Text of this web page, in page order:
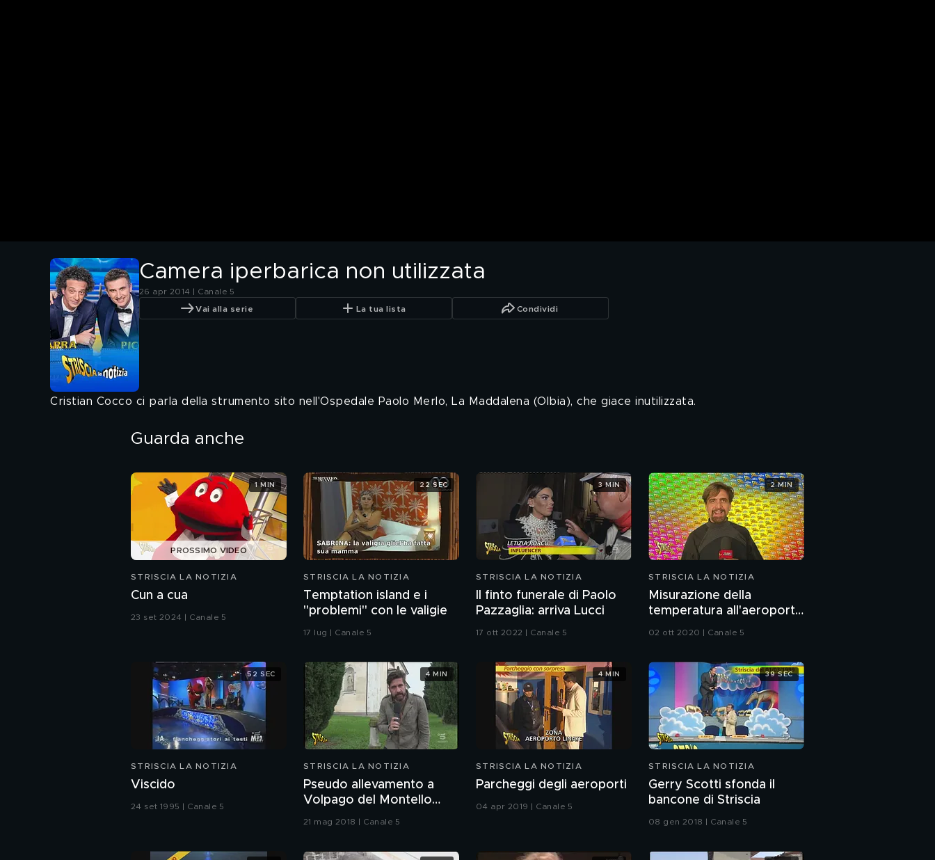
Camera iperbarica non utilizzata
26 apr 2014 | Canale 5
Vai alla serie La tua lista Condividi
Cristian Cocco ci parla della strumento sito nell'Ospedale Paolo Merlo, La Maddalena (Olbia), che giace inutilizzata.
Guarda anche
PROSSIMO VIDEO
STRISCIA LA NOTIZIA
Cun a cua
23 set 2024 | Canale 5
1 MIN
STRISCIA LA NOTIZIA
Temptation island e i
"problemi" con le valigie
17 lug | Canale 5
22 SEC
STRISCIA LA NOTIZIA
Il finto funerale di Paolo
Pazzaglia: arriva Lucci
17 ott 2022 | Canale 5
3 MIN
STRISCIA LA NOTIZIA
Misurazione della
temperatura all'aeroporto
di Malpensa
02 ott 2020 | Canale 5
2 MIN
STRISCIA LA NOTIZIA
Viscido
24 set 1995 | Canale 5
52 SEC
STRISCIA LA NOTIZIA
Pseudo allevamento a
Volpago del Montello
21 mag 2018 | Canale 5
4 MIN
STRISCIA LA NOTIZIA
Parcheggi degli aeroporti
04 apr 2019 | Canale 5
4 MIN
STRISCIA LA NOTIZIA
Gerry Scotti sfonda il
bancone di Striscia
08 gen 2018 | Canale 5
39 SEC